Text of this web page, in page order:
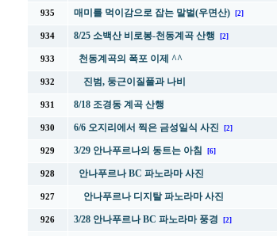
935 매미를 먹이감으로 잡는 말벌(우면산) [2]
934 8/25 소백산 비로봉-천동계곡 산행 [2]
933 천동계곡의 폭포 이제 ^^
932 진범, 둥근이질풀과 나비
931 8/18 조경동 계곡 산행
930 6/6 오지리에서 찍은 금성일식 사진 [2]
929 3/29 안나푸르나의 동트는 아침 [6]
928 안나푸르나 BC 파노라마 사진
927 안나푸르나 디지탈 파노라마 사진
926 3/28 안나푸르나 BC 파노라마 풍경 [2]